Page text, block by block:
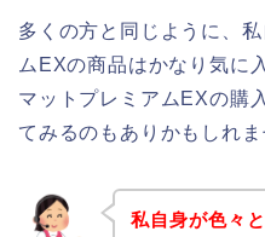
多くの方と同じように、
ムEXの商品はかなり気に
マットプレミアムEXの購
てみるのもありかもしれま
私自身が色々